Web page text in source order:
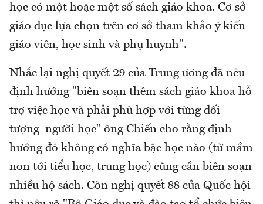
học có một hoặc một số sách giáo khoa. Cơ sở
giáo dục lựa chọn trên cơ sở tham khảo ý kiến
giáo viên, học sinh và phụ huynh".
Nhắc lại nghị quyết 29 của Trung ương đã nêu
định hướng "biên soạn thêm sách giáo khoa hỗ
trợ việc học và phải phù hợp với từng đối
tượng người học" ông Chiến cho rằng định
hướng đó không có nghĩa bậc học nào (từ mầm
non tới tiểu học, trung học) cũng cần biên soạn
nhiều hộ sách. Còn nghị quyết 88 của Quốc hội